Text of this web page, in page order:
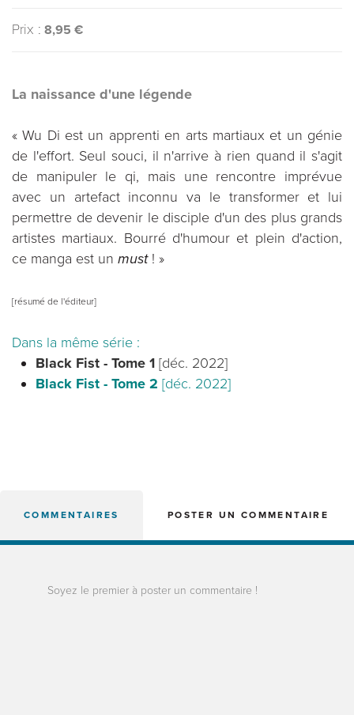
Prix : 8,95 €
La naissance d'une légende
« Wu Di est un apprenti en arts martiaux et un génie
de l'effort. Seul souci, il n'arrive à rien quand il s'agit
de manipuler le qi, mais une rencontre imprévue
avec un artefact inconnu va le transformer et lui
permettre de devenir le disciple d'un des plus grands
artistes martiaux. Bourré d'humour et plein d'action,
ce manga est un must! »
[résumé de l'éditeur]
Dans la même série :
Black Fist - Tome 1 [déc. 2022]
Black Fist - Tome 2 [déc. 2022]
COMMENTAIRES POSTER UN COMMENTAIRE
Soyez le premier à poster un commentaire !